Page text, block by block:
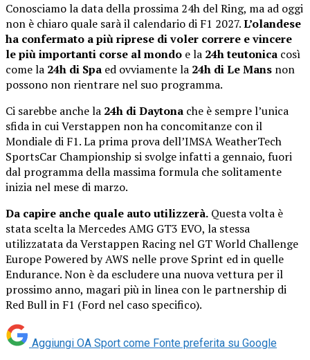
Conosciamo la data della prossima 24h del Ring, ma ad oggi
non è chiaro quale sarà il calendario di F1 2027.L’olandese
ha confermato a più riprese di voler correre e vincere
le più importanti corse al mondo e la 24h teutonica così
come la 24h di Spa ed ovviamente la 24h di Le Mans non
possono non rientrare nel suo programma.
Ci sarebbe anche la 24h di Daytona che è sempre l’unica
sfida in cui Verstappen non ha concomitanze con il
Mondiale di F1. La prima prova dell’IMSA WeatherTech
SportsCar Championship si svolge infatti a gennaio, fuori
dal programma della massima formula che solitamente
inizia nel mese di marzo.
Da capire anche quale auto utilizzerà. Questa volta è
stata scelta la Mercedes AMG GT3 EVO, la stessa
utilizzatata da Verstappen Racing nel GT World Challenge
Europe Powered by AWS nelle prove Sprint ed in quelle
Endurance. Non è da escludere una nuova vettura per il
prossimo anno, magari più in linea con le partnership di
Red Bull in F1 (Ford nel caso specifico).
Aggiungi OA Sport come Fonte preferita su Google